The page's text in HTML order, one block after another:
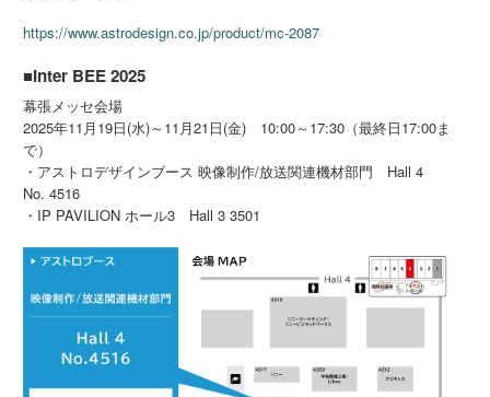
https://www.astrodesign.co.jp/product/mc-2087
■Inter BEE 2025
幕張メッセ会場
2025年11月19日(水)～11月21日(金) 10:00～17:30（最終日17:00ま
で）
・アストロデザインブース 映像制作/放送関連機材部門 Hall 4
No. 4516
・IP PAVILION ホール3 Hall 3 3501